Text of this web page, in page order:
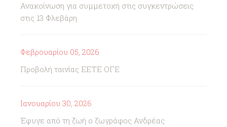
Ανακοίνωση για συμμετοχή στις συγκεντρώσεις
στις 13 Φλεβάρη
Φεβρουαρίου 05, 2026
Προβολή ταινίας ΕΕΤΕ ΟΓΕ
Ιανουαρίου 30, 2026
Έφυγε από τη ζωή ο ζωγράφος Ανδρέας